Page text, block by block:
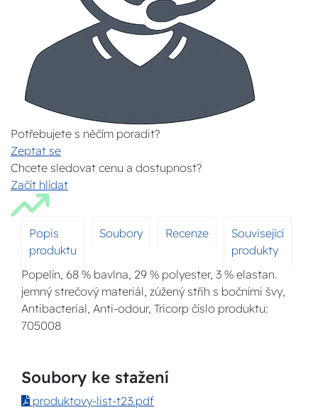
Potřebujete s něčím poradit?
Zeptat se
Chcete sledovat cenu a dostupnost?
Začít hlídat
Popis
produktu
Soubory Recenze
Související
produkty
Popelín, 68 % bavlna, 29 % polyester, 3 % elastan.
jemný strečový materiál, zúžený střih s bočními švy,
Antibacterial, Anti-odour, Tricorp číslo produktu:
705008
Soubory ke stažení
produktovy-list-t23.pdf